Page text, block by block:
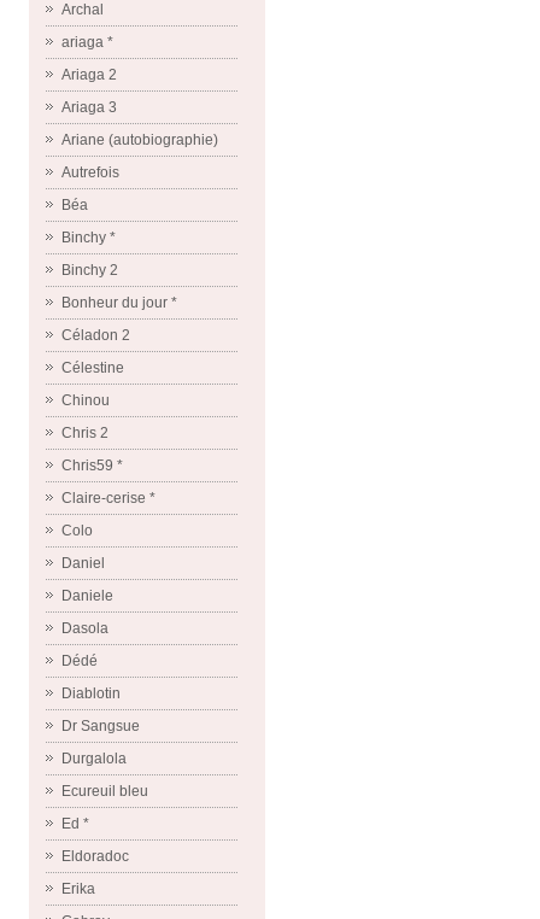
Archal
ariaga *
Ariaga 2
Ariaga 3
Ariane (autobiographie)
Autrefois
Béa
Binchy *
Binchy 2
Bonheur du jour *
Céladon 2
Célestine
Chinou
Chris 2
Chris59 *
Claire-cerise *
Colo
Daniel
Daniele
Dasola
Dédé
Diablotin
Dr Sangsue
Durgalola
Ecureuil bleu
Ed *
Eldoradoc
Erika